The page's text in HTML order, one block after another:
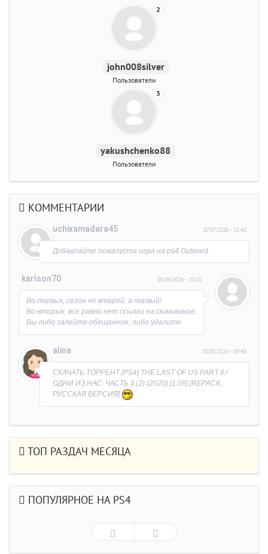
2
john008silver
Пользователи
3
yakushchenko88
Пользователи
КОММЕНТАРИИ
uchixamadara45 07.07.2026 - 15:42
Добавлайте пожалуста игра на ps4 Outward
karlson70 08.04.2026 - 20:10
Во-первых, сезон не второй, а первый!
Во-вторых, все равно нет ссылки на скачивание.
Вы либо залейте обещанное, либо удалите
раздачу.
причины)))
alina 30.03.2026 - 09:40
СКАЧАТЬ ТОРРЕНТ [PS4] THE LAST OF US PART II /
ОДНИ ИЗ НАС: ЧАСТЬ II (2) (2020) [1.09] [REPACK,
РУССКАЯ ВЕРСИЯ]
ТОП РАЗДАЧ МЕСЯЦА
ПОПУЛЯРНОЕ НА PS4